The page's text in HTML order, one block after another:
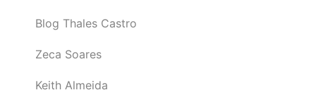
Blog Thales Castro
Zeca Soares
Keith Almeida